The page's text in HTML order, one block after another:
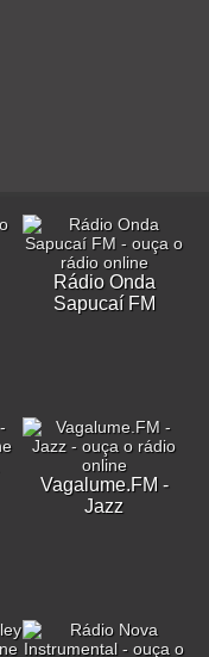
Rádio Onda
Sapucaí FM
Vagalume.FM -
Jazz